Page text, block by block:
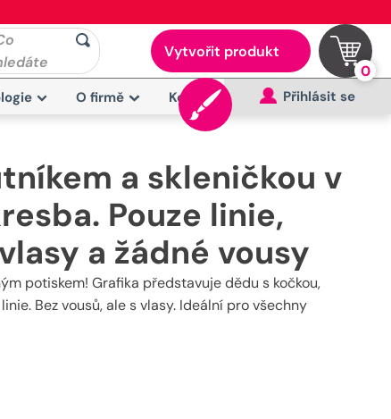
Vytvořit produkt
0
O firmě Kontakt Přihlásit se
a skleničkou v
Pouze linie,
a žádné vousy
potiskem! Grafika představuje dědu s kočkou,
Bez vousů, ale s vlasy. Ideální pro všechny